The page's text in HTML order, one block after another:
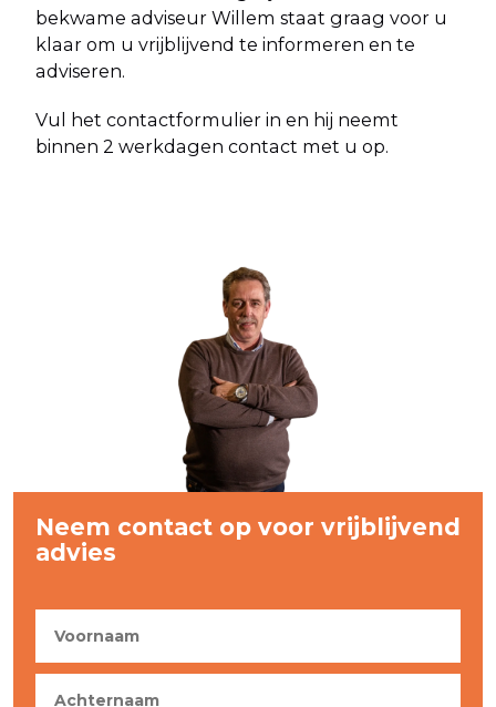
bekwame adviseur Willem staat graag voor u
klaar om u vrijblijvend te informeren en te
adviseren.
Vul het contactformulier in en hij neemt
binnen 2 werkdagen contact met u op.
Neem contact op voor vrijblijvend
advies